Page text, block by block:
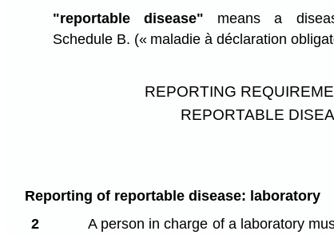
"reportable disease" means a
Schedule B. (« maladie à déclaration
REPORTING
REPORTABLE
Reporting of reportable disease: laboratory
2
A person in charge of a laboratory